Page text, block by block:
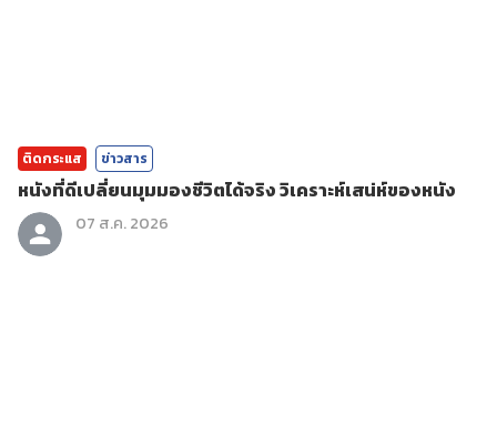
ติดกระแส ข่าวสาร
หนังที่ดีเปลี่ยนมุมมองชีวิตได้จริง วิเคราะห์เสน่ห์ของหนัง
07 ส.ค. 2026